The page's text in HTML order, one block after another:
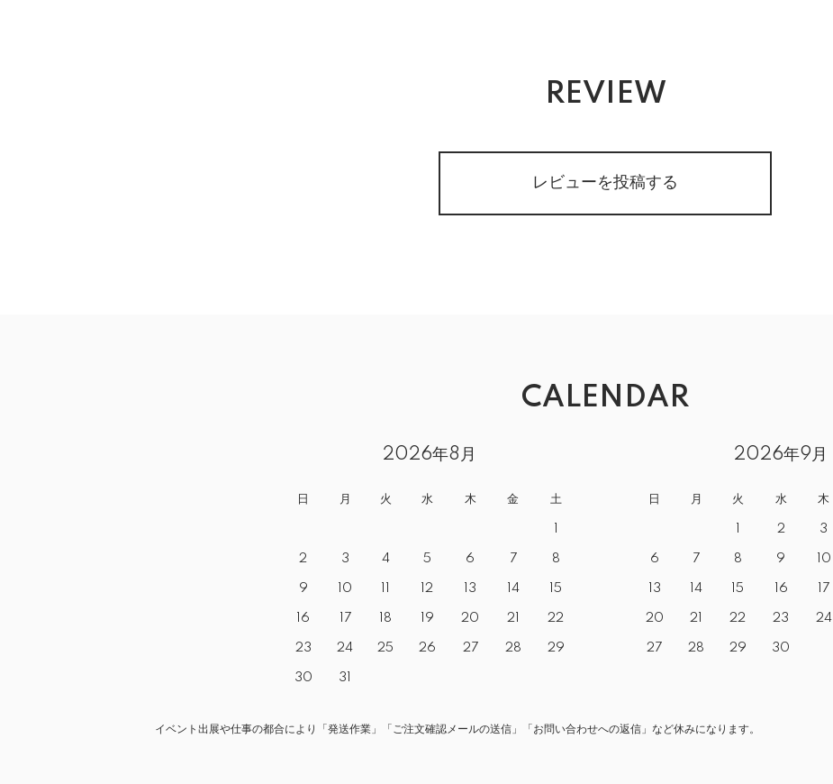
REVIEW
レビューを投稿する
CALENDAR
2026年8月
日 月 火 水 木 金 土
2 3 4 5 6 7 8
9 10 12 13 14 15
16 17 18 19 20 21 22
23 24 25 26 27 28 29
30 31
2026年9月
日 月 火 水 木
2 3
6 7 8 9 10
13 14 15 16 17
20 21 22 23 24
27 28 29 30
イベント出展や仕事の都合により「発送作業」「ご注文確認メールの送信」「お問い合わせへの返信」など休みになります。